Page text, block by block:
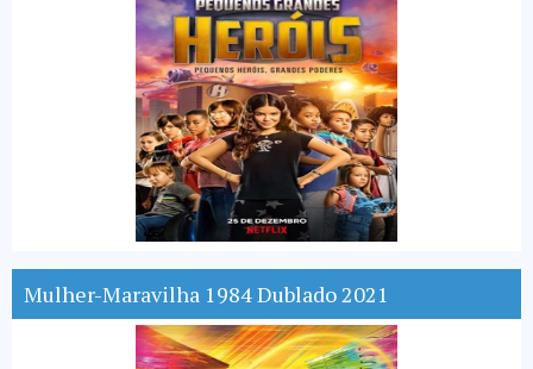
Mulher-Maravilha 1984 Dublado 2021